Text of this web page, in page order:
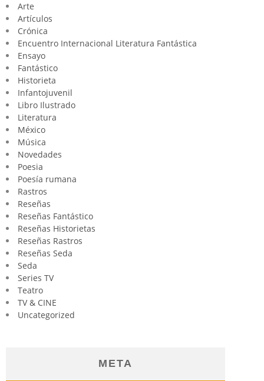
Arte
Artículos
Crónica
Encuentro Internacional Literatura Fantástica
Ensayo
Fantástico
Historieta
Infantojuvenil
Libro Ilustrado
Literatura
México
Música
Novedades
Poesia
Poesía rumana
Rastros
Reseñas
Reseñas Fantástico
Reseñas Historietas
Reseñas Rastros
Reseñas Seda
Seda
Series TV
Teatro
TV & CINE
Uncategorized
META